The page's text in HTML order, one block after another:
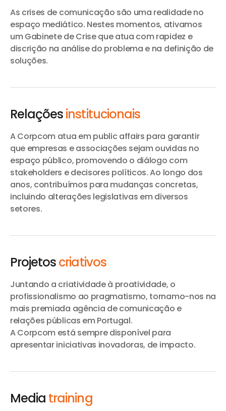
As crises de comunicação são uma realidade no
espaço mediático. Nestes momentos, ativamos
um Gabinete de Crise que atua com rapidez e
discrição na análise do problema e na definição de
soluções.
Relaçõesinstitucionais
A Corpcom atua em public affairs para garantir
que empresas e associações sejam ouvidas no
espaço público, promovendo o diálogo com
stakeholders e decisores políticos. Ao longo dos
anos, contribuímos para mudanças concretas,
incluindo alterações legislativas em diversos
setores.
Projetoscriativos
Juntando a criatividade à proatividade, o
profissionalismo ao pragmatismo, tornamo-nos na
mais premiada agência de comunicação e
relações públicas em Portugal.
A Corpcom está sempre disponível para
apresentar iniciativas inovadoras, de impacto.
Media training